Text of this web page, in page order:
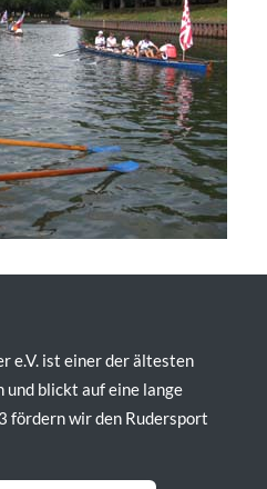
e.V. ist einer der ältesten
und blickt auf eine lange
fördern wir den Rudersport